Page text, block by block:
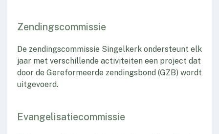
Zendingscommissie
De zendingscommissie Singelkerk ondersteunt elk
jaar met verschillende activiteiten een project dat
door de Gereformeerde zendingsbond (GZB) wordt
uitgevoerd.
Evangelisatiecommissie